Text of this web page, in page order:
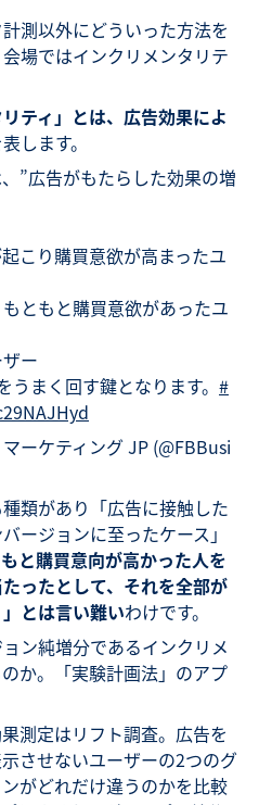
測以外にどういった方法を
場ではインクリメンタリテ
リティ」とは、広告効果によ
します。
”広告がもたらした効果の増
こり購買意欲が高まったユ
ともと購買意欲があったユ
ー
まく回す鍵となります。 #
ーケティング JP (@FBBusi
類があり「広告に接触した
ージョンに至ったケース」
と購買意向が高かった人を
ったとして、それを全部が
とは言い難いわけです。
ン純増分であるインクリメ
か。「実験計画法」のアプ
測定はリフト調査。広告を
させないユーザーの2つのグ
がどれだけ違うのかを比較